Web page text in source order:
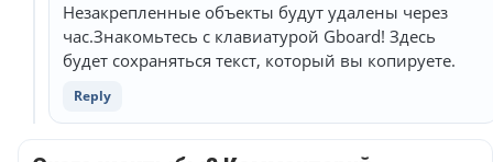
Незакрепленные объекты будут удалены через
час.Знакомьтесь с клавиатурой Gboard! Здесь
будет сохраняться текст, который вы копируете.
Reply